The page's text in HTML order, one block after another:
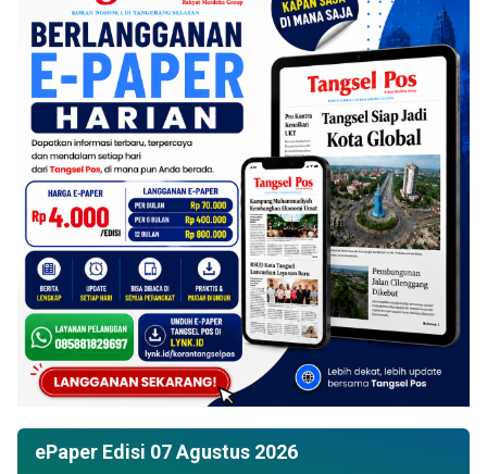
ePaper Edisi 07 Agustus 2026